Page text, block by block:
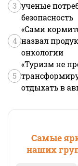
3 ученые
безопасность
4
«Сами
назвал
онкологии
5
«Туризм не
отдыхать в
Самые
наших